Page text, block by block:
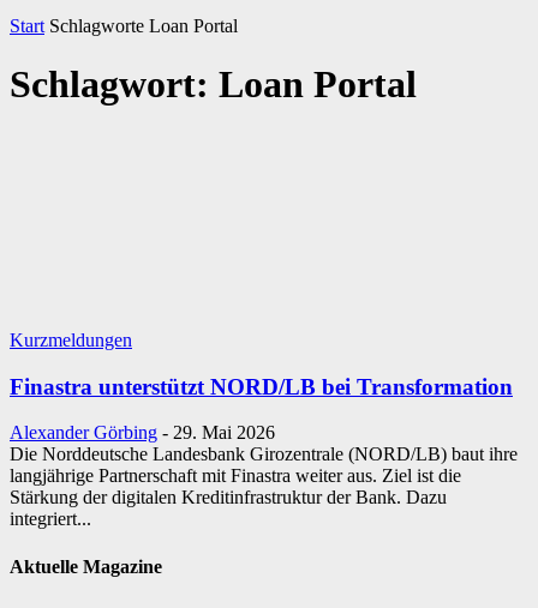
Start Schlagworte Loan Portal
Schlagwort: Loan Portal
Kurzmeldungen
Finastra unterstützt NORD/LB bei Transformation
Alexander Görbing - 29. Mai 2026
Die Norddeutsche Landesbank Girozentrale (NORD/LB) baut ihre
langjährige Partnerschaft mit Finastra weiter aus. Ziel ist die
Stärkung der digitalen Kreditinfrastruktur der Bank. Dazu
integriert...
Aktuelle Magazine